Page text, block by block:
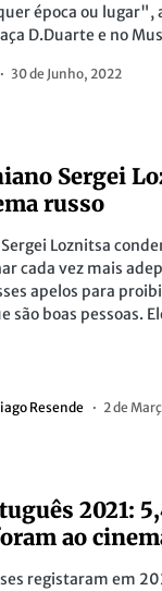
época ou lugar",
D.Duarte e no
30 de Junho, 2022
Sergei
russo
Loznitsa
cada vez mais
apelos para
são boas pessoas.
Resende 2 de
2021:
ao
registaram em